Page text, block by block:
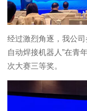
经过激烈角逐，我公
自动焊接机器人”在青
次大赛三等奖。